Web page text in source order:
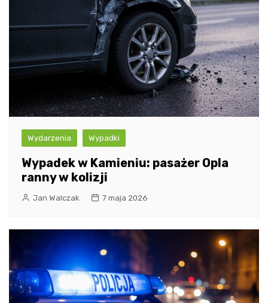
Wydarzenia Wypadki
Wypadek w Kamieniu: pasażer Opla
ranny w kolizji
Jan Walczak 7 maja 2026